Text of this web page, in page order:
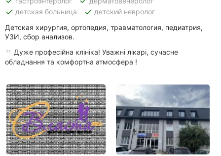
done детская больница done детский невролог
Детская хирургия, ортопедия, травматология, педиатрия,
УЗИ, сбор анализов.
Дуже професійна клініка! Уважні лікарі, сучасне
обладнання та комфортна атмосфера !